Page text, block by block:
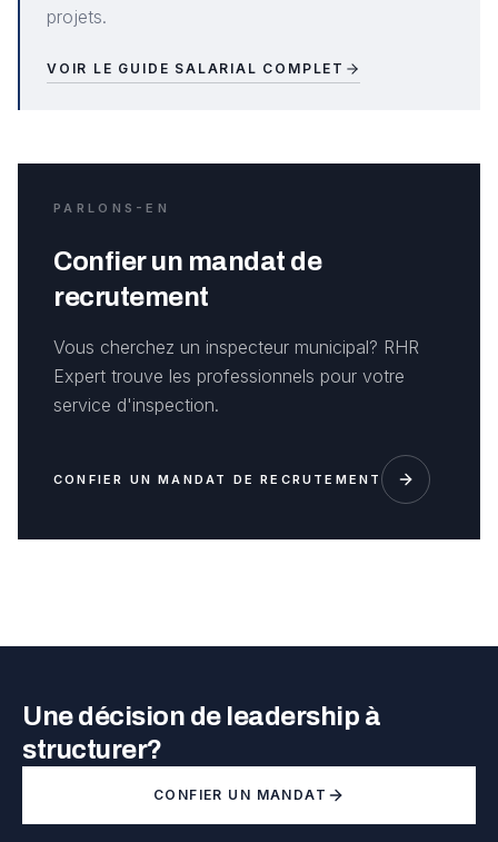
projets.
VOIR LE GUIDE SALARIAL COMPLET
PARLONS-EN
Confier un mandat de
recrutement
Vous cherchez un inspecteur municipal? RHR
Expert trouve les professionnels pour votre
service d'inspection.
CONFIER UN MANDAT DE RECRUTEMENT
Une décision de leadership à
structurer?
CONFIER UN MANDAT